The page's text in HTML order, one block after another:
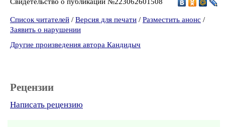
Список читателей / Версия для печати / Разместить анонс /
Заявить о нарушении
Другие произведения автора Кандидыч
Рецензии
Написать рецензию